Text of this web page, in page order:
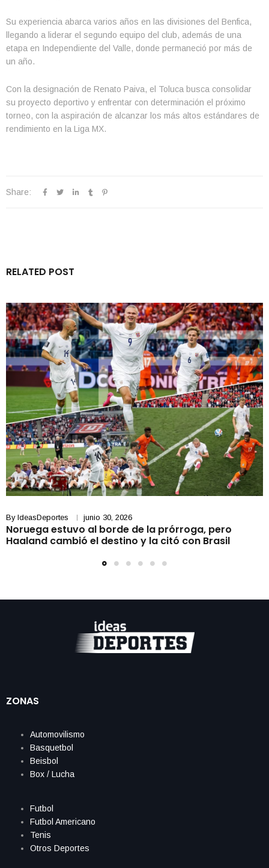
Su experiencia abarca varios años en las divisiones del Benfica,
llegando a liderar el segundo equipo del club, además de una
etapa en Independiente del Valle, donde permaneció por más de
un año.
Con la designación de Renato Paiva, el Toluca busca consolidar
su proyecto deportivo y enfrentar con determinación el próximo
torneo, con la aspiración de alcanzar los más altos estándares de
rendimiento en la Liga MX.
Share:
RELATED POST
By IdeasDeportes junio 30, 2026
Noruega estuvo al borde de la prórroga, pero
Haaland cambió el destino y la citó con Brasil
ZONAS
Automovilismo
Basquetbol
Beisbol
Box / Lucha
Futbol
Futbol Americano
Tenis
Otros Deportes